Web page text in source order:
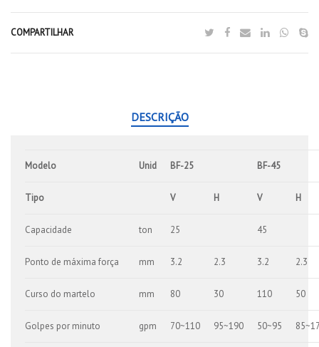
COMPARTILHAR
DESCRIÇÃO
Modelo Unid BF-25 BF-45
Tipo V H V H
Capacidade ton 25 45
Ponto de máxima força mm 3.2 2.3 3.2 2.3
Curso do martelo mm 80 30 110 50
Golpes por minuto gpm 70~110 95~190 50~95